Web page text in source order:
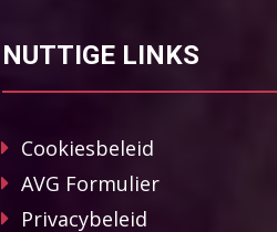
NUTTIGE LINKS
Cookiesbeleid
AVG Formulier
Privacybeleid